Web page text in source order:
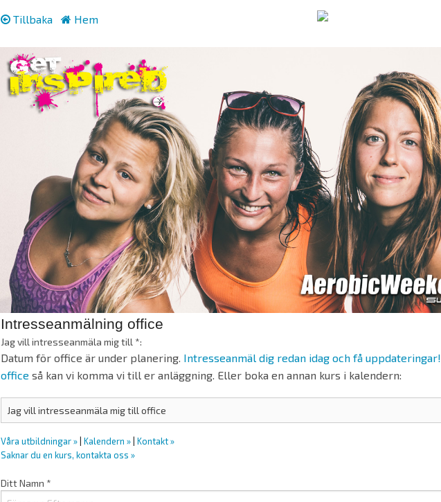
Tillbaka Hem
Intresseanmälning office
Jag vill intresseanmäla mig till *:
Datum för office är under planering. Intresseanmäl dig redan idag och få uppdateringar!
office så kan vi komma vi till er anläggning. Eller boka en annan kurs i kalendern:
Våra utbildningar » Kalendern » Kontakt »
Saknar du en kurs, kontakta oss »
Ditt Namn *